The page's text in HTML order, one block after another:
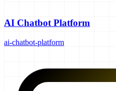
AI Chatbot Platform
ai-chatbot-platform